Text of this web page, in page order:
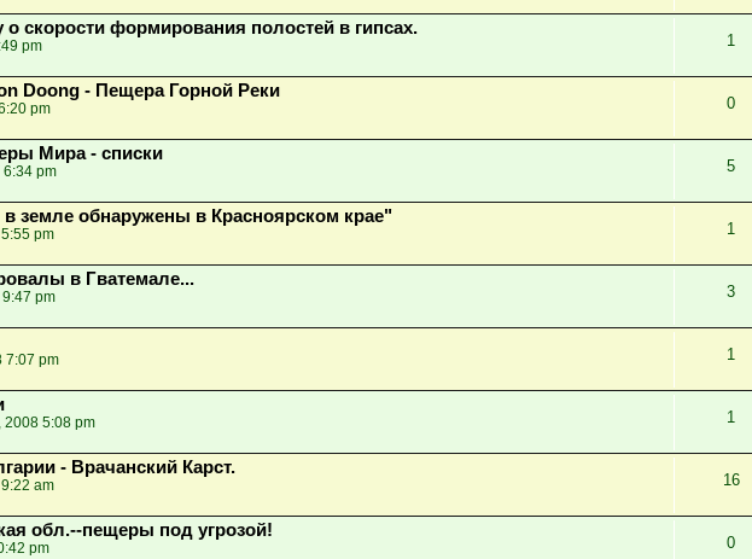
о скорости формирования полостей в гипсах.
pm 1
Doong - Пещера Горной Реки
pm 0
Мира - списки
pm 5
земле обнаружены в Красноярском крае"
pm 1
в Гватемале...
pm 3
7:07 pm 1
5:08 pm 1
- Врачанский Карст.
am 16
обл.--пещеры под угрозой!
pm 0